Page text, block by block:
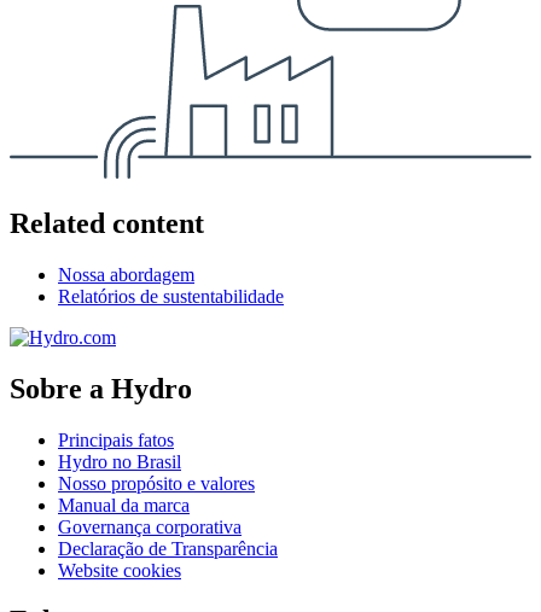
Related content
Nossa abordagem
Relatórios de sustentabilidade
Sobre a Hydro
Principais fatos
Hydro no Brasil
Nosso propósito e valores
Manual da marca
Governança corporativa
Declaração de Transparência
Website cookies